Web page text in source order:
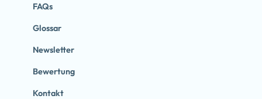
FAQs
Glossar
Newsletter
Bewertung
Kontakt